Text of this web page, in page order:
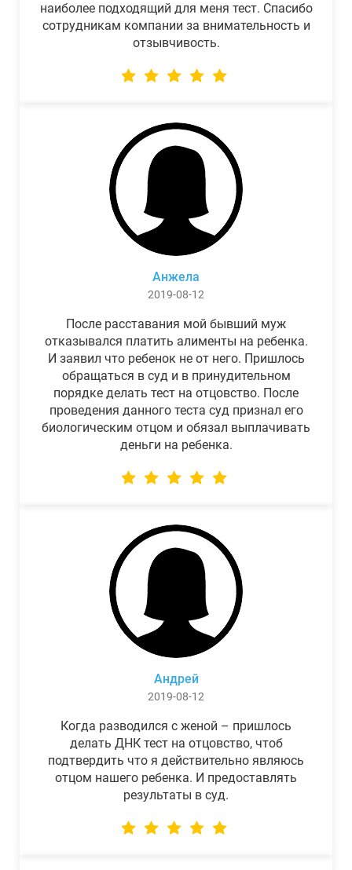
наиболее подходящий для меня тест. Спасибо
сотрудникам компании за внимательность и
отзывчивость.
Анжела
2019-08-12
После расставания мой бывший муж
отказывался платить алименты на ребенка.
И заявил что ребенок не от него. Пришлось
обращаться в суд и в принудительном
порядке делать тест на отцовство. После
проведения данного теста суд признал его
биологическим отцом и обязал выплачивать
деньги на ребенка.
Андрей
2019-08-12
Когда разводился с женой – пришлось
делать ДНК тест на отцовство, чтоб
подтвердить что я действительно являюсь
отцом нашего ребенка. И предоставлять
результаты в суд.